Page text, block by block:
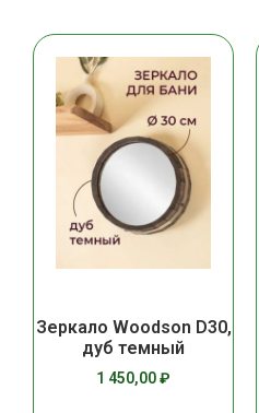
Зеркало Woodson D30,
дуб темный
1 450,00₽